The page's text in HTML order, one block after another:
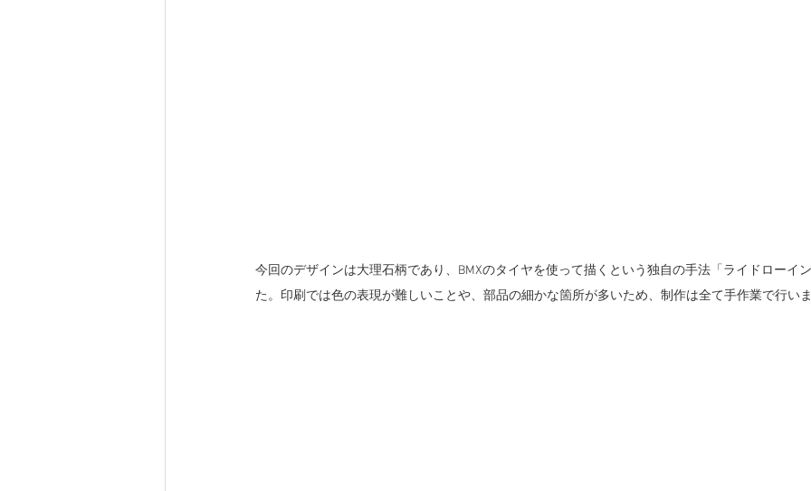
今回のデザインは大理石柄であり、BMXのタイヤを使って描くという独自の手法 「ライドローイン
た。印刷では色の表現が難しいことや、部品の細かな箇所が多いため、制作は全て手作業で行いま